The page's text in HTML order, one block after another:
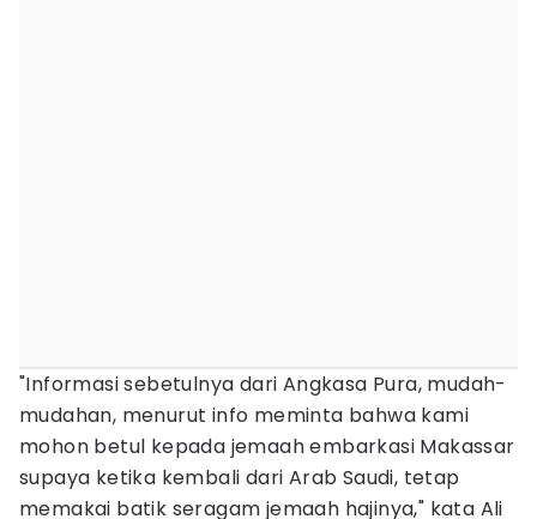
"Informasi sebetulnya dari Angkasa Pura, mudah-
mudahan, menurut info meminta bahwa kami
mohon betul kepada jemaah embarkasi Makassar
supaya ketika kembali dari Arab Saudi, tetap
memakai batik seragam jemaah hajinya," kata Ali